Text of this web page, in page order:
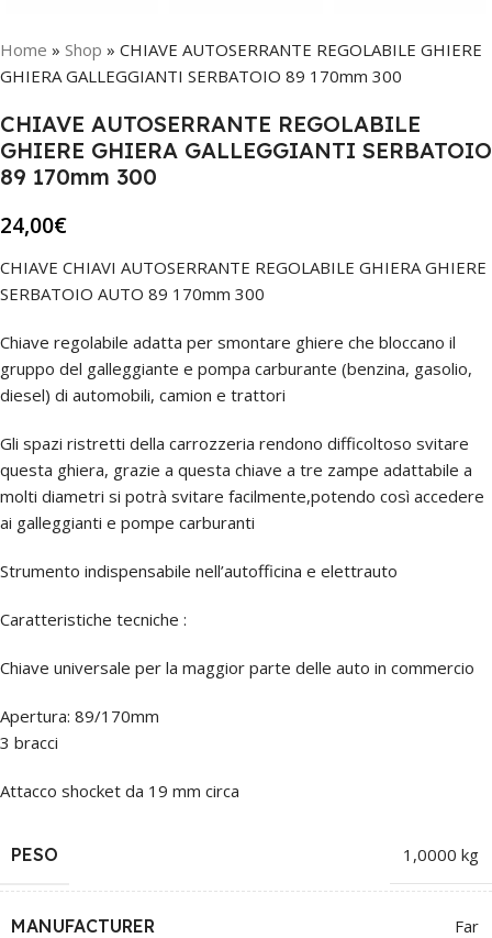
Home » Shop » CHIAVE AUTOSERRANTE REGOLABILE GHIERE
GHIERA GALLEGGIANTI SERBATOIO 89 170mm 300
CHIAVE AUTOSERRANTE REGOLABILE
GHIERE GHIERA GALLEGGIANTI SERBATOIO
89 170mm 300
24,00€
CHIAVE CHIAVI AUTOSERRANTE REGOLABILE GHIERA GHIERE
SERBATOIO AUTO 89 170mm 300
Chiave regolabile adatta per smontare ghiere che bloccano il
gruppo del galleggiante e pompa carburante (benzina, gasolio,
diesel) di automobili, camion e trattori
Gli spazi ristretti della carrozzeria rendono difficoltoso svitare
questa ghiera, grazie a questa chiave a tre zampe adattabile a
molti diametri si potrà svitare facilmente,potendo così accedere
ai galleggianti e pompe carburanti
Strumento indispensabile nell’autofficina e elettrauto
Caratteristiche tecniche :
Chiave universale per la maggior parte delle auto in commercio
Apertura: 89/170mm
3 bracci
Attacco shocket da 19 mm circa
PESO 1,0000 kg
MANUFACTURER Far